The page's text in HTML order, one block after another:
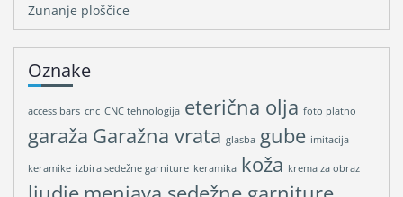
Zunanje ploščice
Oznake
access bars cnc CNC tehnologija eterična olja foto platno
garaža Garažna vrata glasba gube imitacija
keramike izbira sedežne garniture keramika koža krema za obraz